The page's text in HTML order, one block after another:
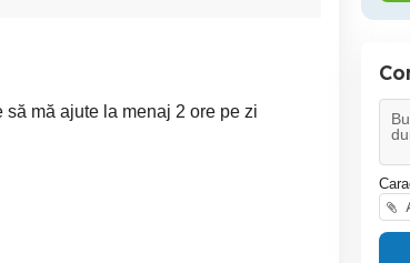
mă ajute la menaj 2 ore pe zi